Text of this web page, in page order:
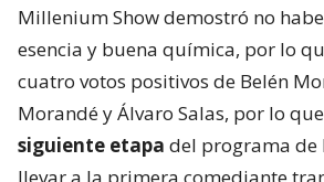
Millenium Show demostró no
esencia y buena química, por lo
cuatro votos positivos de Belén
Morandé y Álvaro Salas, por lo que
siguiente etapa del programa